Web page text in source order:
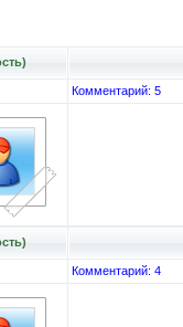
Комментарий: 5
Комментарий: 4